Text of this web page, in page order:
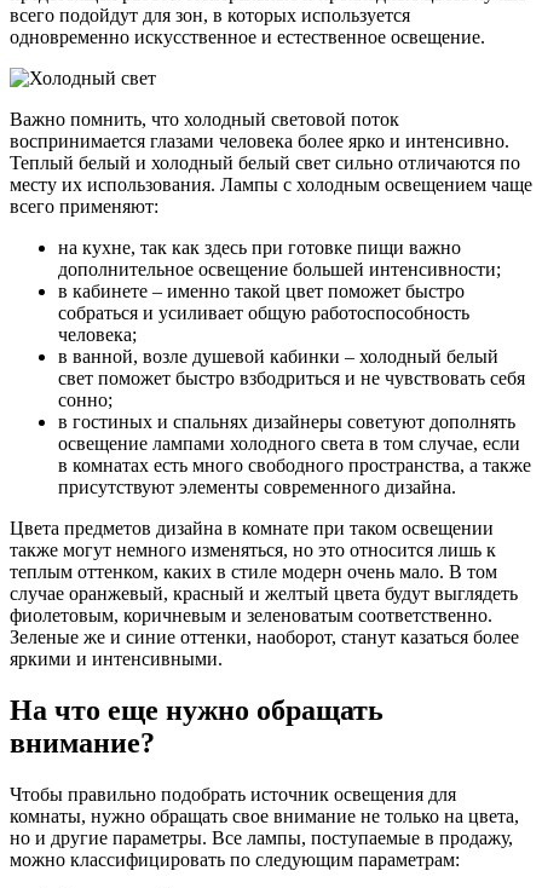
всего подойдут для зон, в которых используется
одновременно искусственное и естественное освещение.
Важно помнить, что холодный световой поток
воспринимается глазами человека более ярко и интенсивно.
Теплый белый и холодный белый свет сильно отличаются по
месту их использования. Лампы с холодным освещением чаще
всего применяют:
на кухне, так как здесь при готовке пищи важно
дополнительное освещение большей интенсивности;
в кабинете – именно такой цвет поможет быстро
собраться и усиливает общую работоспособность
человека;
в ванной, возле душевой кабинки – холодный белый
свет поможет быстро взбодриться и не чувствовать себя
сонно;
в гостиных и спальнях дизайнеры советуют дополнять
освещение лампами холодного света в том случае, если
в комнатах есть много свободного пространства, а также
присутствуют элементы современного дизайна.
Цвета предметов дизайна в комнате при таком освещении
также могут немного изменяться, но это относится лишь к
теплым оттенком, каких в стиле модерн очень мало. В том
случае оранжевый, красный и желтый цвета будут выглядеть
фиолетовым, коричневым и зеленоватым соответственно.
Зеленые же и синие оттенки, наоборот, станут казаться более
яркими и интенсивными.
На что еще нужно обращать
внимание?
Чтобы правильно подобрать источник освещения для
комнаты, нужно обращать свое внимание не только на цвета,
но и другие параметры. Все лампы, поступаемые в продажу,
можно классифицировать по следующим параметрам: